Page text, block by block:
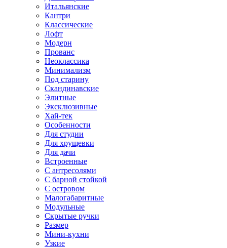
Итальянские
Кантри
Классические
Лофт
Модерн
Прованс
Неоклассика
Минимализм
Под старину
Скандинавские
Элитные
Эксклюзивные
Хай-тек
Особенности
Для студии
Для хрущевки
Для дачи
Встроенные
С антресолями
С барной стойкой
С островом
Малогабаритные
Модульные
Скрытые ручки
Размер
Мини-кухни
Узкие